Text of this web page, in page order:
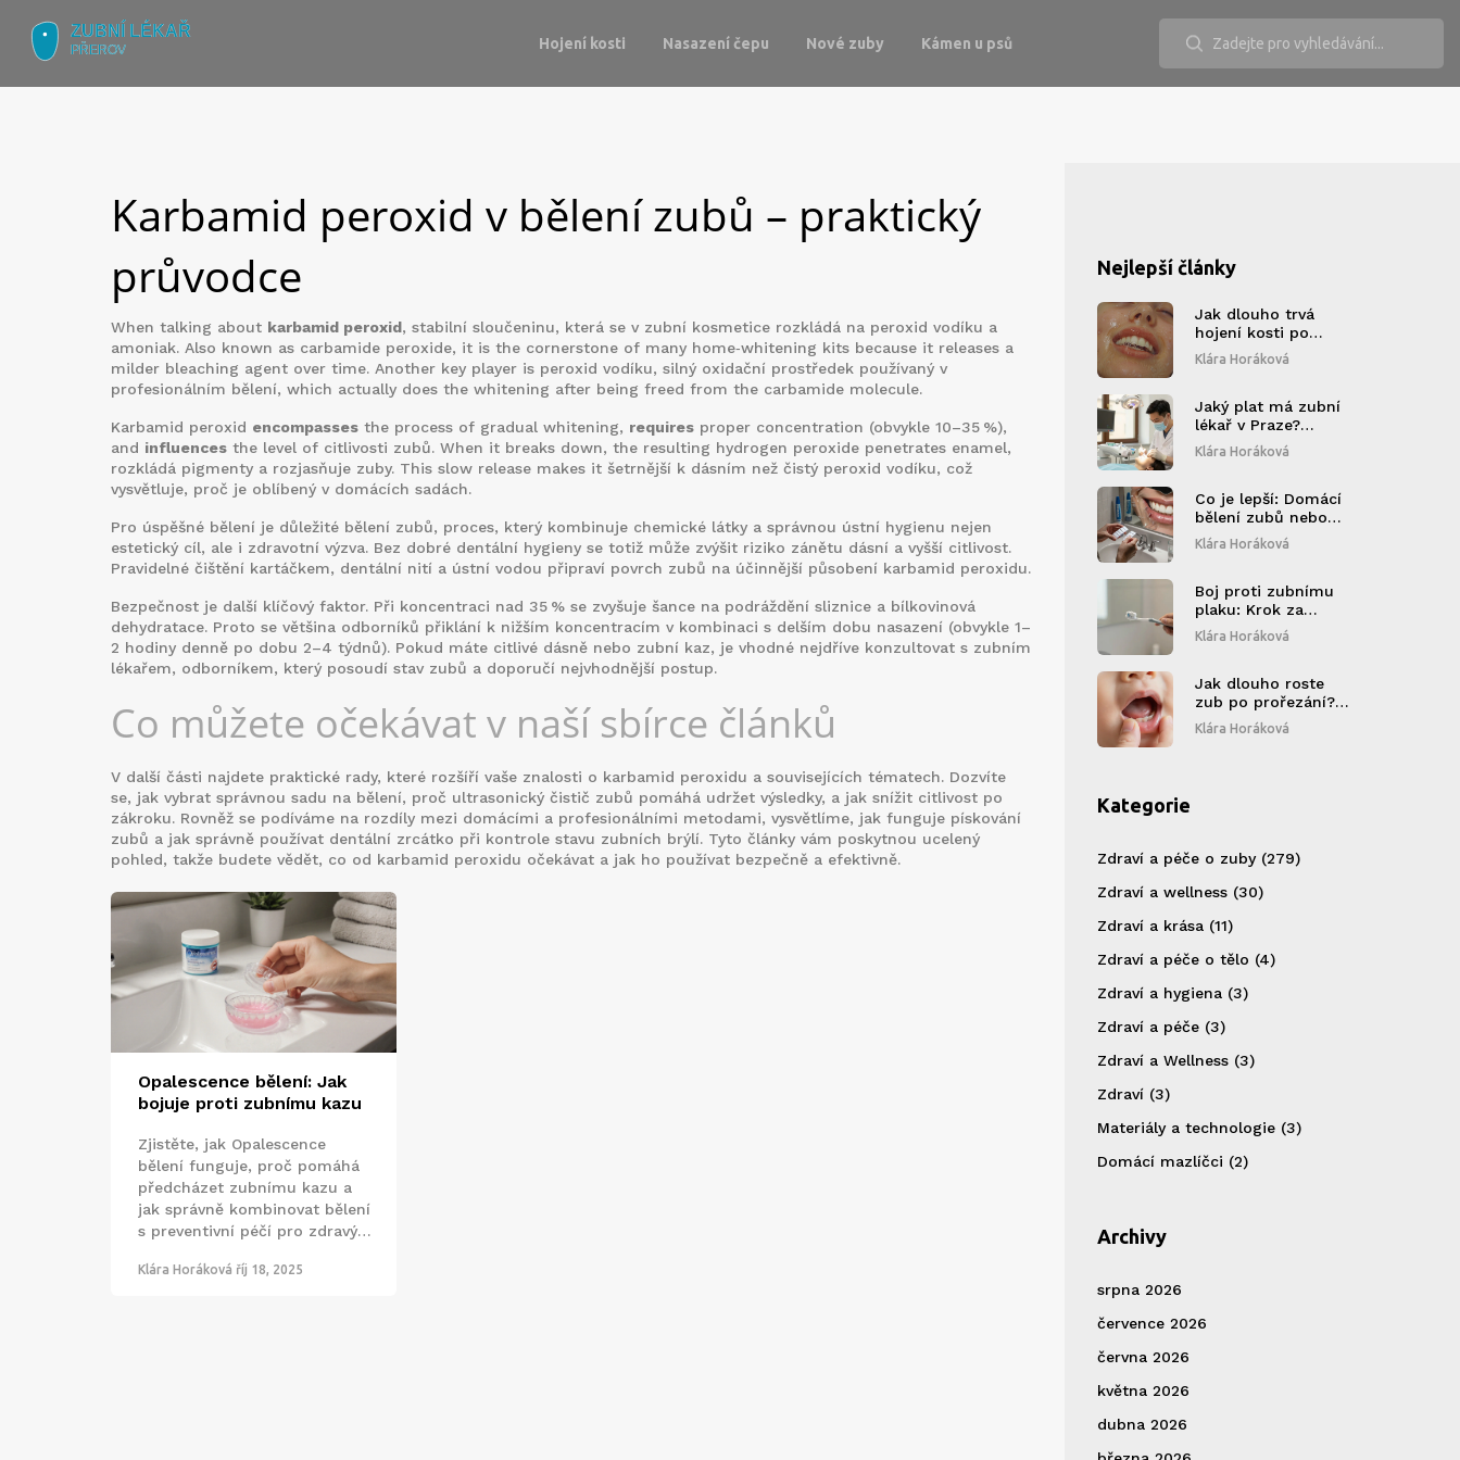
Hojení kosti Nasazení čepu Nové zuby Kámen u psů
Karbamid peroxid v bělení zubů – praktický
průvodce
When talking about karbamid peroxid, stabilní sloučeninu, která se v zubní kosmetice rozkládá na peroxid vodíku a
amoniak. Also known as carbamide peroxide, it is the cornerstone of many home‑whitening kits because it releases a
milder bleaching agent over time. Another key player is peroxid vodíku, silný oxidační prostředek používaný v
profesionálním bělení, which actually does the whitening after being freed from the carbamide molecule.
Karbamid peroxid encompasses the process of gradual whitening, requires proper concentration (obvykle 10–35 %),
and influences the level of citlivosti zubů. When it breaks down, the resulting hydrogen peroxide penetrates enamel,
rozkládá pigmenty a rozjasňuje zuby. This slow release makes it šetrnější k dásním než čistý peroxid vodíku, což
vysvětluje, proč je oblíbený v domácích sadách.
Pro úspěšné bělení je důležité bělení zubů, proces, který kombinuje chemické látky a správnou ústní hygienu nejen
estetický cíl, ale i zdravotní výzva. Bez dobré dentální hygieny se totiž může zvýšit riziko zánětu dásní a vyšší citlivost.
Pravidelné čištění kartáčkem, dentální nití a ústní vodou připraví povrch zubů na účinnější působení karbamid peroxidu.
Bezpečnost je další klíčový faktor. Při koncentraci nad 35 % se zvyšuje šance na podráždění sliznice a bílkovinová
dehydratace. Proto se většina odborníků přiklání k nižším koncentracím v kombinaci s delším dobu nasazení (obvykle 1–
2 hodiny denně po dobu 2–4 týdnů). Pokud máte citlivé dásně nebo zubní kaz, je vhodné nejdříve konzultovat s zubním
lékařem, odborníkem, který posoudí stav zubů a doporučí nejvhodnější postup.
Co můžete očekávat v naší sbírce článků
V další části najdete praktické rady, které rozšíří vaše znalosti o karbamid peroxidu a souvisejících tématech. Dozvíte
se, jak vybrat správnou sadu na bělení, proč ultrasonický čistič zubů pomáhá udržet výsledky, a jak snížit citlivost po
zákroku. Rovněž se podíváme na rozdíly mezi domácími a profesionálními metodami, vysvětlíme, jak funguje pískování
zubů a jak správně používat dentální zrcátko při kontrole stavu zubních brýlí. Tyto články vám poskytnou ucelený
pohled, takže budete vědět, co od karbamid peroxidu očekávat a jak ho používat bezpečně a efektivně.
Opalescence bělení: Jak
bojuje proti zubnímu kazu
Zjistěte, jak Opalescence
bělení funguje, proč pomáhá
předcházet zubnímu kazu a
jak správně kombinovat bělení
s preventivní péčí pro zdravý a
Klára Horáková říj 18, 2025
Nejlepší články
Jak dlouho trvá
hojení kosti po
extrakci zubů?
Klára Horáková
Jaký plat má zubní
lékař v Praze?
Současné údaje pro
rok 2026
Klára Horáková
Co je lepší: Domácí
bělení zubů nebo
bělení u zubaře?
Klára Horáková
Boj proti zubnímu
plaku: Krok za
krokem
Klára Horáková
Jak dlouho roste
zub po prořezání?
Skutečné časy růstu
a vliv kompozitních
Klára Horáková
Kategorie
Zdraví a péče o zuby (279)
Zdraví a wellness (30)
Zdraví a krása (11)
Zdraví a péče o tělo (4)
Zdraví a hygiena (3)
Zdraví a péče (3)
Zdraví a Wellness (3)
Zdraví (3)
Materiály a technologie (3)
Domácí mazlíčci (2)
Archivy
srpna 2026
července 2026
června 2026
května 2026
dubna 2026